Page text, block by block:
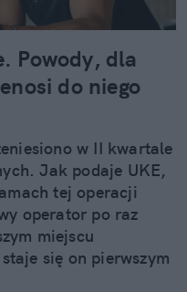
Powody, dla
do niego
w II kwartale
Jak podaje UKE,
tej operacji
operator po raz
miejscu
się on pierwszym